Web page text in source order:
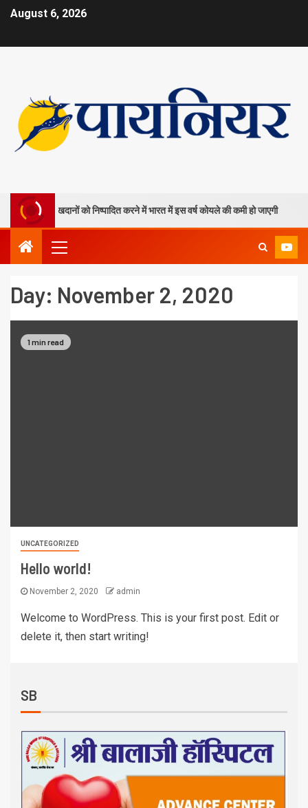
August 6, 2026
दो कोयला खदानों को निष्पादित करने में भारत में इस वर्ष कोयले की कमी हो जाएगी
Day: November 2, 2020
1 min read
UNCATEGORIZED
Hello world!
November 2, 2020 admin
Welcome to WordPress. This is your first post. Edit or
delete it, then start writing!
SB